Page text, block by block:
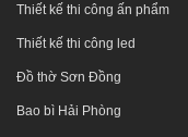
Thiết kế thi công ấn phẩm
Thiết kế thi công led
Đồ thờ Sơn Đồng
Bao bì Hải Phòng